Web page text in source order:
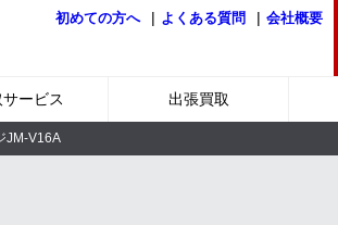
初めての方へ | よくある質問 | 会社概要
サービス 出張買取
JM-V16A